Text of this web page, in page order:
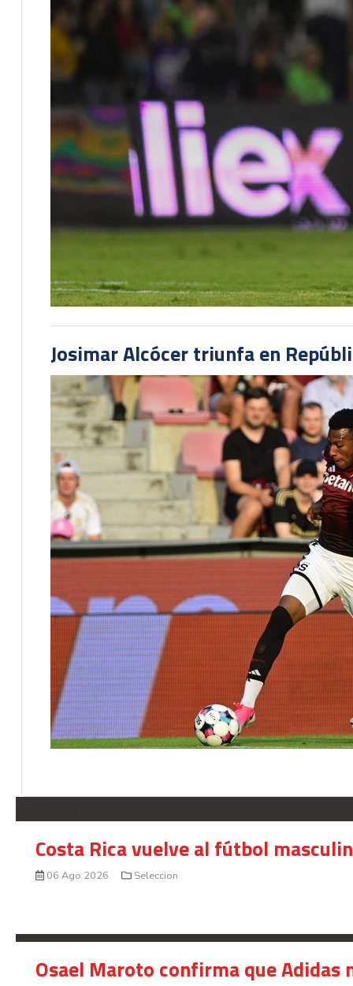
Josimar Alcócer triunfa en
Costa Rica vuelve al fútbol
06 Ago 2026 Seleccion
Osael Maroto confirma que Adidas